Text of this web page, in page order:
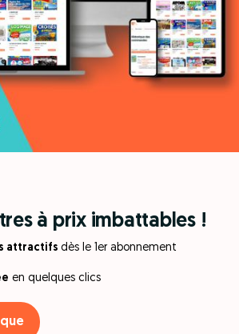
à prix imbattables !
attractifs dès le 1er abonnement
en quelques clics